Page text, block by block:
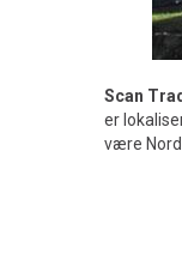
Scan
er
være